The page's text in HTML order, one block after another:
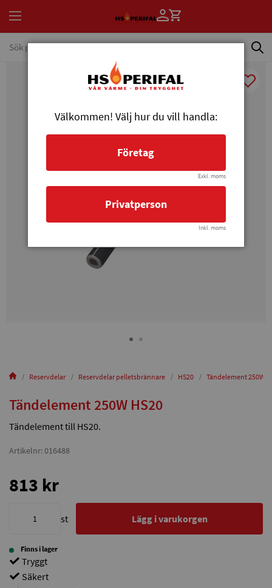
Reservdelar Reservdelar pelletsbrännare HS20 Tändelement 250W
Tändelement 250W HS20
Tändelement till HS20.
Artikelnr: 016488
813 kr
st Lägg i varukorgen
Finns i lager
Tryggt
Säkert
Välkommen! Välj hur du vill handla:
Företag
Exkl. moms
Privatperson
Inkl. moms